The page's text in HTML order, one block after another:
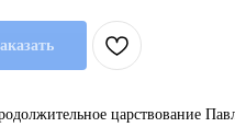
царствование